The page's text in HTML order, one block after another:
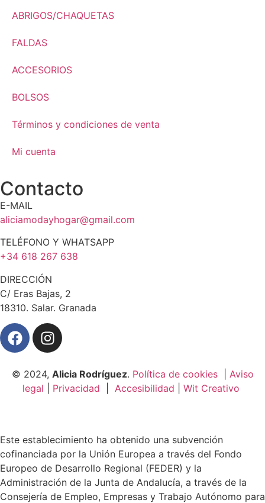
ABRIGOS/CHAQUETAS
FALDAS
ACCESORIOS
BOLSOS
Términos y condiciones de venta
Mi cuenta
Contacto
E-MAIL
aliciamodayhogar@gmail.com
TELÉFONO Y WHATSAPP
+34 618 267 638
DIRECCIÓN
C/ Eras Bajas, 2
18310. Salar. Granada
© 2024, Alicia Rodríguez. Política de cookies| Aviso
legal
Privacidad Accesibilidad Wit Creativo
Este establecimiento ha obtenido una subvención
cofinanciada por la Unión Europea a través del Fondo
Europeo de Desarrollo Regional (FEDER) y la
Administración de la Junta de Andalucía, a través de la
Consejería de Empleo, Empresas y Trabajo Autónomo para